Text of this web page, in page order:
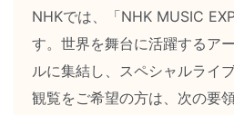
NHKでは、「NHK MUSIC
す。世界を舞台に活躍するア
ルに集結し、スペシャルライ
観覧をご希望の方は、次の要